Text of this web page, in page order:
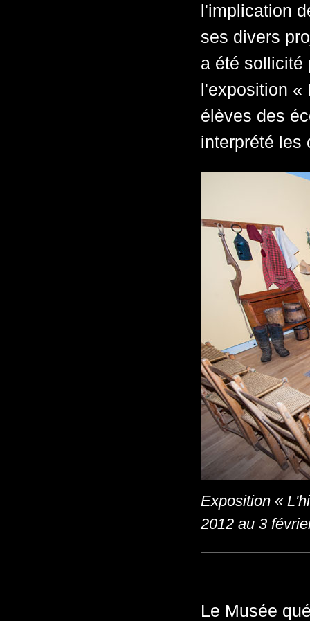
l'implication
ses divers
a été sollicité
l'exposition «
élèves des
interprété les
Exposition «
2012 au 3
Le Musée